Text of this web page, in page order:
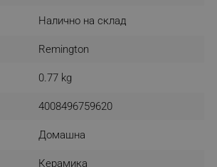
Налично на склад
Remington
0.77 kg
4008496759620
Домашна
Керамика